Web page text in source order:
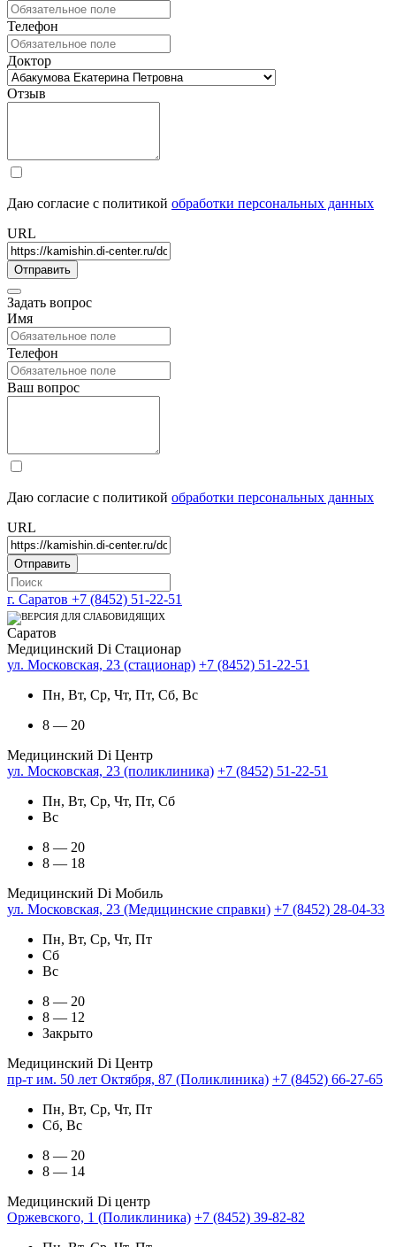
Телефон
Доктор
Отзыв
Даю согласие с политикой обработки персональных данных
URL
Задать вопрос
Имя
Телефон
Ваш вопрос
Даю согласие с политикой обработки персональных данных
URL
г. Саратов +7 (8452) 51-22-51
Саратов
Медицинский Di Стационар
ул. Московская, 23 (стационар) +7 (8452) 51-22-51
Пн, Вт, Ср, Чт, Пт, Сб, Вс
8 — 20
Медицинский Di Центр
ул. Московская, 23 (поликлиника) +7 (8452) 51-22-51
Пн, Вт, Ср, Чт, Пт, Сб
Вс
8 — 20
8 — 18
Медицинский Di Мобиль
ул. Московская, 23 (Медицинские справки) +7 (8452) 28-04-33
Пн, Вт, Ср, Чт, Пт
Сб
Вс
8 — 20
8 — 12
Закрыто
Медицинский Di Центр
пр-т им. 50 лет Октября, 87 (Поликлиника) +7 (8452) 66-27-65
Пн, Вт, Ср, Чт, Пт
Сб, Вс
8 — 20
8 — 14
Медицинский Di центр
Оржевского, 1 (Поликлиника) +7 (8452) 39-82-82